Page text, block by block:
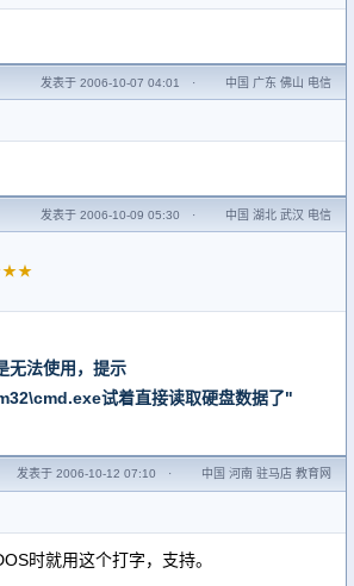
发表于 2006-10-07 04:01 · 中国 广东 佛山 电信
发表于 2006-10-09 05:30 · 中国 湖北 武汉 电信
无法使用，提示
试着直接读取硬盘数据了"
发表于 2006-10-12 07:10 · 中国 河南 驻马店 教育网
时就用这个打字，支持。